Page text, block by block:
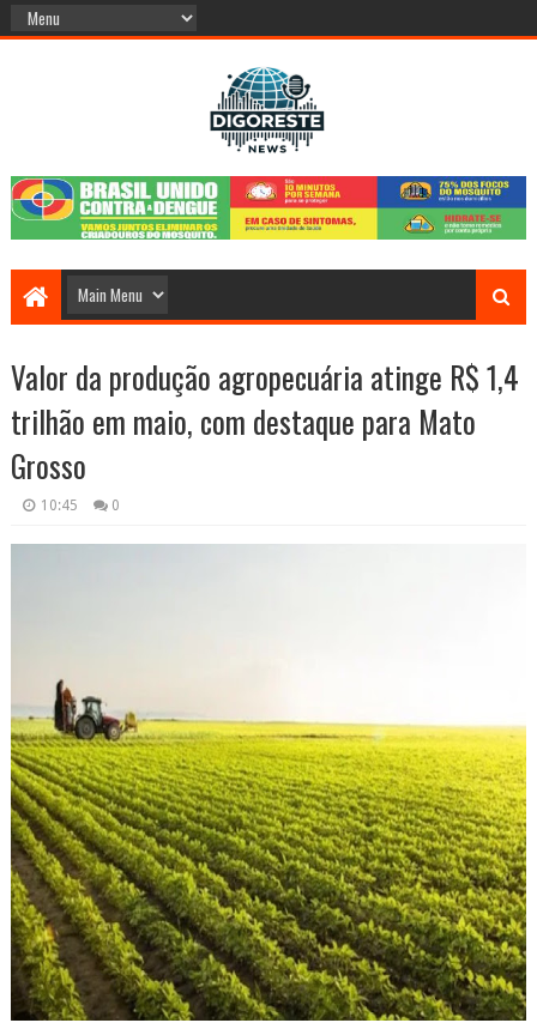
Valor da produção agropecuária atinge R$ 1,4
trilhão em maio, com destaque para Mato
Grosso
10:45 0